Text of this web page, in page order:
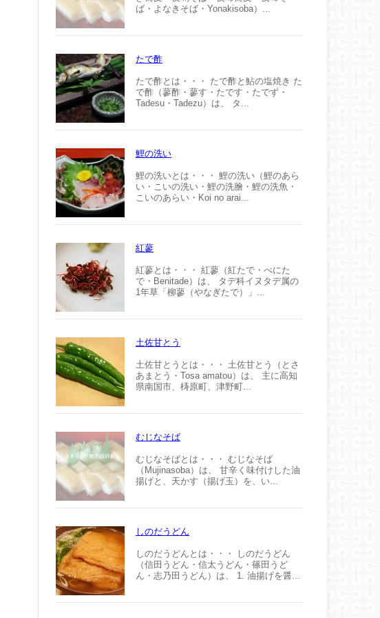
ば・よなきそば・Yonakisoba）...
たで酢
たで酢とは・・・ たで酢と鮎の塩焼き た
で酢（蓼酢・蓼す・たです・たでず・
Tadesu・Tadezu）は、 タ...
鯉の洗い
鯉の洗いとは・・・ 鯉の洗い（鯉のあら
い・こいの洗い・鯉の洗膾・鯉の洗魚・
こいのあらい・Koi no arai...
紅蓼
紅蓼とは・・・ 紅蓼（紅たで・べにた
で・Benitade）は、 タデ科イヌタデ属の
1年草「柳蓼（やなぎたで）」...
土佐甘とう
土佐甘とうとは・・・ 土佐甘とう（とさ
あまとう・Tosa amatou）は、 主に高知
県南国市、梼原町、津野町...
むじなそば
むじなそばとは・・・ むじなそば
（Mujinasoba）は、 甘辛く味付けした油
揚げと、天かす（揚げ玉）を、い...
しのだうどん
しのだうどんとは・・・ しのだうどん
（信田うどん・信太うどん・篠田うど
ん・志乃田うどん）は、 1. 油揚げを醤...